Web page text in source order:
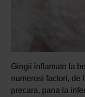
Gingii inflamate la
numerosi factori, de
precara, pana la